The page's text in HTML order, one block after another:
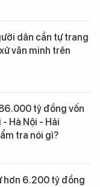
dân cần tự trang
văn minh trên
tỷ đồng vốn
Hà Nội - Hải
tra nói gì?
hơn 6.200 tỷ đồng